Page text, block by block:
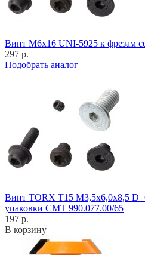
Винт M6x16 UNI-5925 к фрезам
297 р.
Подобрать аналог
Винт TORX T15 M3,5x6,0x8,5
упаковки CMT 990.077.00/65
197 р.
В корзину